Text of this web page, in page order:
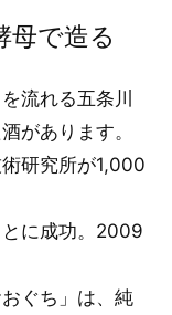
母で造る
流れる五条川
があります。
研究所が1,000
に成功。2009
ぐち」は、純